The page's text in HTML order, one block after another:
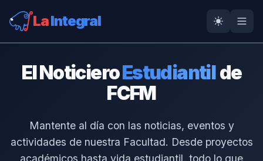
LaIntegral
El NoticieroEstudiantilde
FCFM
Mantente al día con las noticias, eventos y
actividades de nuestra Facultad. Desde proyectos
académicos hasta vida estudiantil, todo lo que